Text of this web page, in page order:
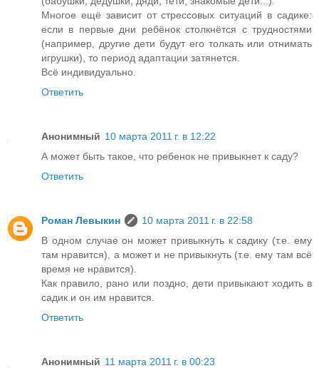
Многое ещё зависит от стрессовых ситуаций в садике:
если в первые дни ребёнок столкнётся с трудностями
(например, другие дети будут его толкать или отнимать
игрушки), то период адаптации затянется.
Всё индивидуально.
Ответить
Анонимный 10 марта 2011 г. в 12:22
А может быть такое, что ребенок не привыкнет к саду?
Ответить
Роман Левыкин
10 марта 2011 г. в 22:58
В одном случае он может привыкнуть к садику (т.е. ему
там нравится), а может и не привыкнуть (т.е. ему там всё
время не нравится).
Как правило, рано или поздно, дети привыкают ходить в
садик и он им нравится.
Ответить
Анонимный 11 марта 2011 г. в 00:23